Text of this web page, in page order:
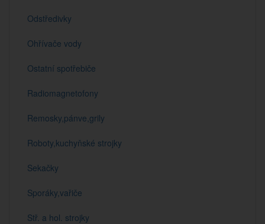
Odstředivky
Ohřívače vody
Ostatní spotřebiče
Radiomagnetofony
Remosky,pánve,grily
Roboty,kuchyňské strojky
Sekačky
Sporáky,vařiče
Stř. a hol. strojky